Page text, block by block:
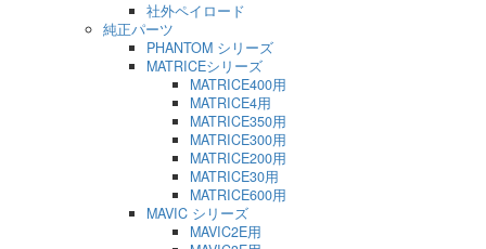
社外ペイロード
純正パーツ
PHANTOM シリーズ
MATRICEシリーズ
MATRICE400用
MATRICE4用
MATRICE350用
MATRICE300用
MATRICE200用
MATRICE30用
MATRICE600用
MAVIC シリーズ
MAVIC2E用